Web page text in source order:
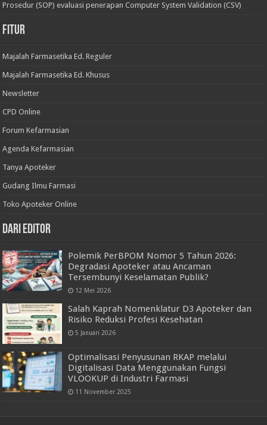
Prosedur (SOP) evaluasi penerapan Computer System Validation (CSV)
Fitur
Majalah Farmasetika Ed. Reguler
Majalah Farmasetika Ed. Khusus
Newsletter
CPD Online
Forum Kefarmasian
Agenda Kefarmasian
Tanya Apoteker
Gudang Ilmu Farmasi
Toko Apoteker Online
Dari Editor
Polemik PerBPOM Nomor 5 Tahun 2026:
Degradasi Apoteker atau Ancaman
Tersembunyi Keselamatan Publik?
12 Mei 2026
Salah Kaprah Nomenklatur D3 Apoteker dan
Risiko Reduksi Profesi Kesehatan
5 Januari 2026
Optimalisasi Penyusunan RKAP melalui
Digitalisasi Data Menggunakan Fungsi
VLOOKUP di Industri Farmasi
11 November 2025